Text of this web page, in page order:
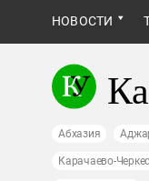
НОВОСТИ
Абхазия
Карачаево-